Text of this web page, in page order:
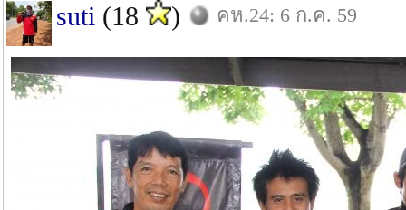
suti (18 ) คห.24: 6 ก.ค. 59